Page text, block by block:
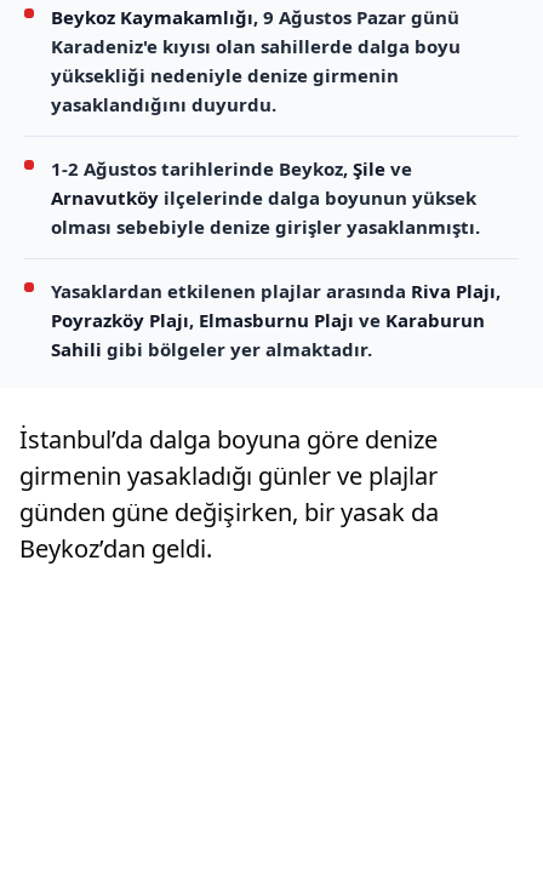
Beykoz Kaymakamlığı, 9 Ağustos Pazar günü
Karadeniz'e kıyısı olan sahillerde dalga boyu
yüksekliği nedeniyle denize girmenin
yasaklandığını duyurdu.
1-2 Ağustos tarihlerinde Beykoz, Şile ve
Arnavutköy ilçelerinde dalga boyunun yüksek
olması sebebiyle denize girişler yasaklanmıştı.
Yasaklardan etkilenen plajlar arasında Riva Plajı,
Poyrazköy Plajı, Elmasburnu Plajı ve Karaburun
Sahili gibi bölgeler yer almaktadır.
İstanbul’da dalga boyuna göre denize
girmenin yasakladığı günler ve plajlar
günden güne değişirken, bir yasak da
Beykoz’dan geldi.